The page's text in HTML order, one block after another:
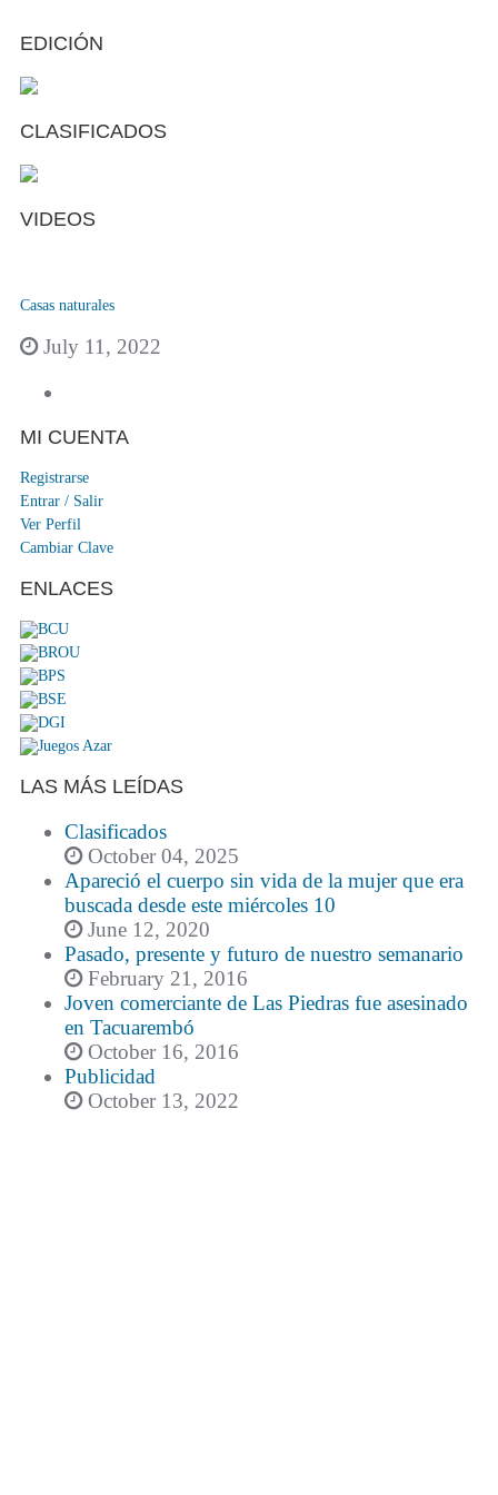
EDICIÓN
CLASIFICADOS
VIDEOS
Casas naturales
July 11, 2022
MI CUENTA
Registrarse
Entrar / Salir
Ver Perfil
Cambiar Clave
ENLACES
LAS MÁS LEÍDAS
Clasificados
October 04, 2025
Apareció el cuerpo sin vida de la mujer que era
buscada desde este miércoles 10
June 12, 2020
Pasado, presente y futuro de nuestro semanario
February 21, 2016
Joven comerciante de Las Piedras fue asesinado
en Tacuarembó
October 16, 2016
Publicidad
October 13, 2022